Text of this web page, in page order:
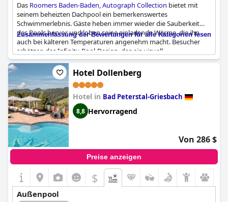
Das Roomers Baden-Baden, Autograph Collection bietet mit
seinem beheizten Dachpool ein bemerkenswertes
Schwimmerlebnis. Gäste heben immer wieder die Sauberkeit
des Pools hervor und loben seine einladende Wärme, die ihn
auch bei kälteren Temperaturen angenehm macht. Besucher
schätzen das Infinity-Pool-Design, das ein visuell
beeindruckendes Merkmal auf der Dachterrasse darstellt. Der
Poolbereich wird als sehr entspannend und hervorragend
beschrieben, was zum trendigen Ambiente des Hotels beiträgt.
Die Erreichbarkeit ist unkompliziert, da der Pool über eine
Treppe erreichbar ist, und die angrenzende Dachbar verstärkt
das Gesamterlebnis und bietet eine wunderschöne Umgebung
zum Entspannen. Die Hinzufügung der Spa-Einrichtungen
ergänzt diese außergewöhnliche Dachterrassen-Annehmlichkeit
zusätzlich.
Zusammenfassung der Bewertungen für alle Kategorien lesen
Hotel Dollenberg
Hotel in Bad Peterstal-Griesbach
8,8 Hervorragend
Von 286 $
Preise anzeigen
$
Außenpool